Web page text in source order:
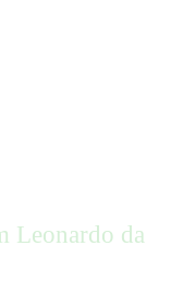
Leonardo da